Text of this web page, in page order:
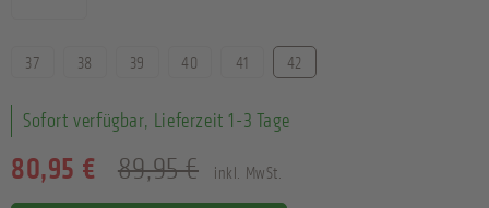
80,95 € 89,95 € inkl. MwSt.
Sofort verfügbar, Lieferzeit 1-3 Tage
Größe
37 38 39 40 41 42